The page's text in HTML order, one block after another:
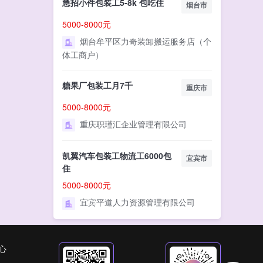
烟台市
5000-8000元
烟台牟平区力奇装卸搬运服务店（个
体工商户）
糖果厂包装工月7千 重庆市
5000-8000元
重庆职瑾汇企业管理有限公司
凯翼汽车包装工物流工6000包
住
宜宾市
5000-8000元
宜宾平道人力资源管理有限公司